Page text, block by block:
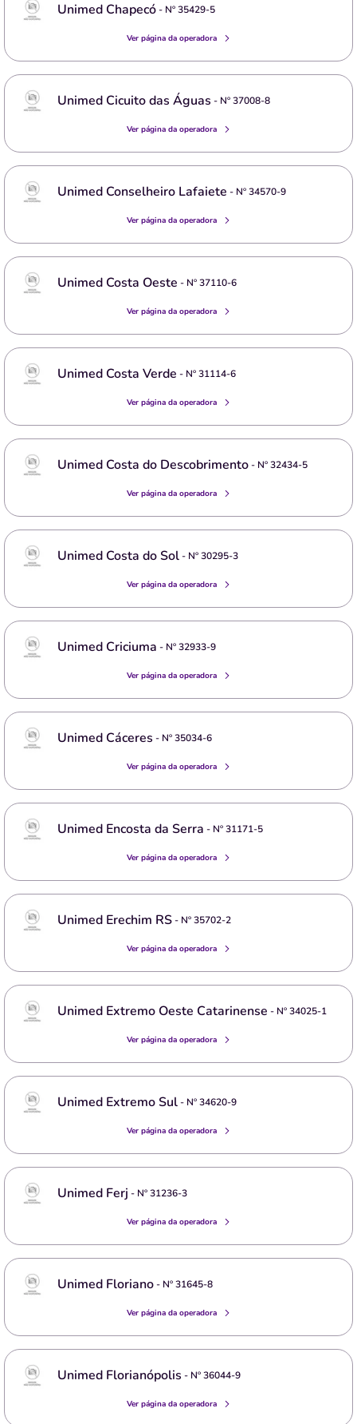
Unimed Chapecó- Nº35429-5
Ver página da operadora
Unimed Cicuito das Águas - Nº37008-8
Ver página da operadora
Unimed Conselheiro Lafaiete - Nº34570-9
Ver página da operadora
Unimed Costa Oeste - Nº37110-6
Ver página da operadora
Unimed Costa Verde - Nº31114-6
Ver página da operadora
Unimed Costa do Descobrimento- Nº32434-5
Ver página da operadora
Unimed Costa do Sol- Nº30295-3
Ver página da operadora
Unimed Criciuma - Nº32933-9
Ver página da operadora
Unimed Cáceres - Nº35034-6
Ver página da operadora
Unimed Encosta da Serra - Nº31171-5
Ver página da operadora
Unimed Erechim RS- Nº35702-2
Ver página da operadora
Unimed Extremo Oeste Catarinense - Nº34025-1
Ver página da operadora
Unimed Extremo Sul- Nº34620-9
Ver página da operadora
Unimed Ferj - Nº31236-3
Ver página da operadora
Unimed Floriano- Nº31645-8
Ver página da operadora
Unimed Florianópolis - Nº36044-9
Ver página da operadora